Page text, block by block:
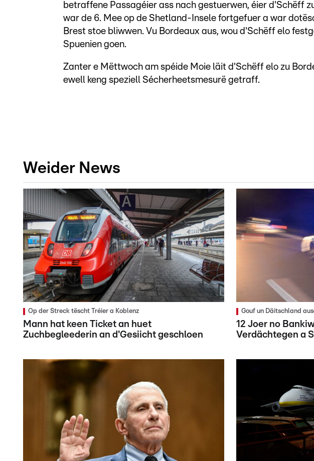
betraffene Passagéier ass nach gestuerwen, éier d'Schëff
war de 6. Mee op de Shetland-Insele fortgefuer a war
Brest stoe bliwwen. Vu Bordeaux aus, wou d'Schëff elo
Spuenien goen.
Zanter e Mëttwoch am spéide Moie läit d'Schëff elo zu
ewell keng speziell Sécherheetsmesurë getraff.
Weider News
Op der Streck tëscht Tréier a Koblenz
Mann hat keen Ticket an huet
Zuchbegleederin an d'Gesiicht geschloen
Gouf un Däitschland
12 Joer no
Verdächtegen a